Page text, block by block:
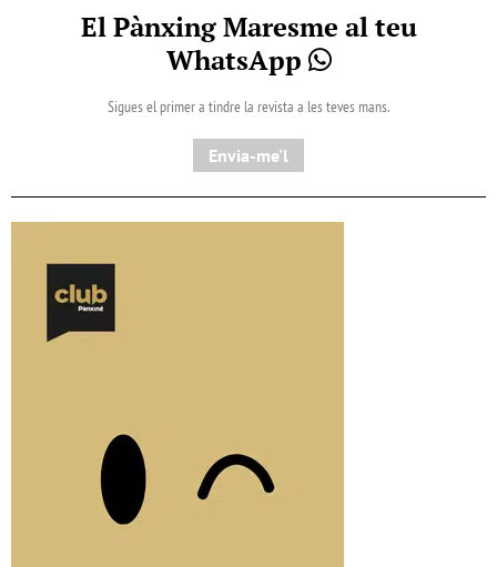
El Pànxing Maresme al teu
WhatsApp
Sigues el primer a tindre la revista a les teves mans.
Envia-me'l